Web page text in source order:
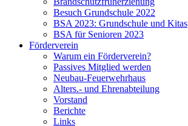
Besuch Grundschule 2022
BSA 2023: Grundschule und Kitas
BSA für Senioren 2023
Förderverein
Warum ein Förderverein?
Passives Mitglied werden
Neubau-Feuerwehrhaus
Alters.- und Ehrenabteilung
Vorstand
Berichte
Links